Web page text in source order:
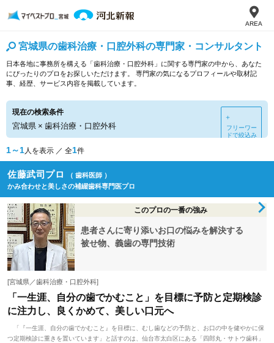
AREA
宮城県の歯科治療・口腔外科の専門家・コンサルタント
日本各地に事務所を構える「歯科治療・口腔外科」に関する専門家の中から、あなた
にぴったりのプロをお探しいただけます。 専門家の気になるプロフィールや取材記
事、経歴、サービス内容を掲載しています。
現在の検索条件
宮城県 × 歯科治療・口腔外科
＋
フリーワー
ドで絞込み
1～1人を表示 ／ 全1件
佐藤武司プロ
（ 歯科医師 ）
かみ合わせと美しさの補綴歯科専門医プロ
このプロの一番の強み
患者さんに寄り添いお口の悩みを解決する
被せ物、義歯の専門技術
[宮城県／歯科治療・口腔外科]
「一生涯、自分の歯でかむこと」を目標に予防と定期検診
に注力し、良くかめて、美しい口元へ
「『一生涯、自分の歯でかむこと』を目標に、むし歯などの予防と、お口の中を健やかに保
つ定期検診に重きを置いています」と話すのは、仙台市太白区にある「四郎丸・サトウ歯科」